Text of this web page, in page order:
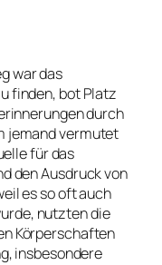
war das
finden, bot Platz
durch
jemand vermutet
für das
den Ausdruck von
es so oft auch
nutzten die
Körperschaften
insbesondere